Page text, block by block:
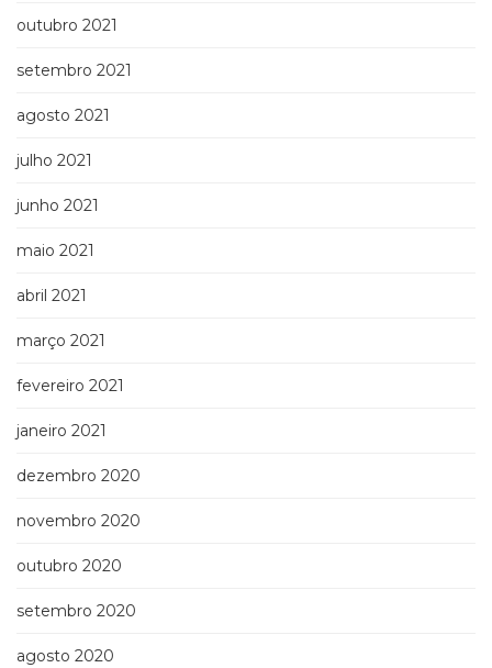
outubro 2021
setembro 2021
agosto 2021
julho 2021
junho 2021
maio 2021
abril 2021
março 2021
fevereiro 2021
janeiro 2021
dezembro 2020
novembro 2020
outubro 2020
setembro 2020
agosto 2020